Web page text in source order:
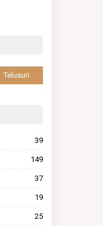
39
149
37
19
25